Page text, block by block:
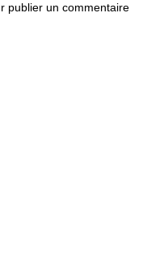
publier un commentaire